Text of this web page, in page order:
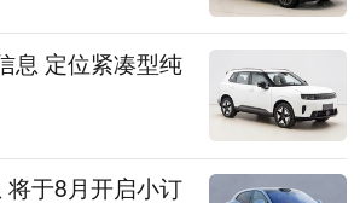
息 定位紧凑型纯
于8月开启小订